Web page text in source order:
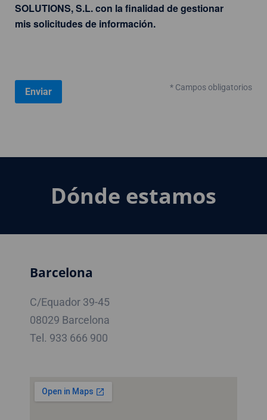
SOLUTIONS, S.L. con la finalidad de gestionar
mis solicitudes de información.
* Campos obligatorios
Dónde estamos
Barcelona
C/Equador 39-45
08029 Barcelona
Tel. 933 666 900